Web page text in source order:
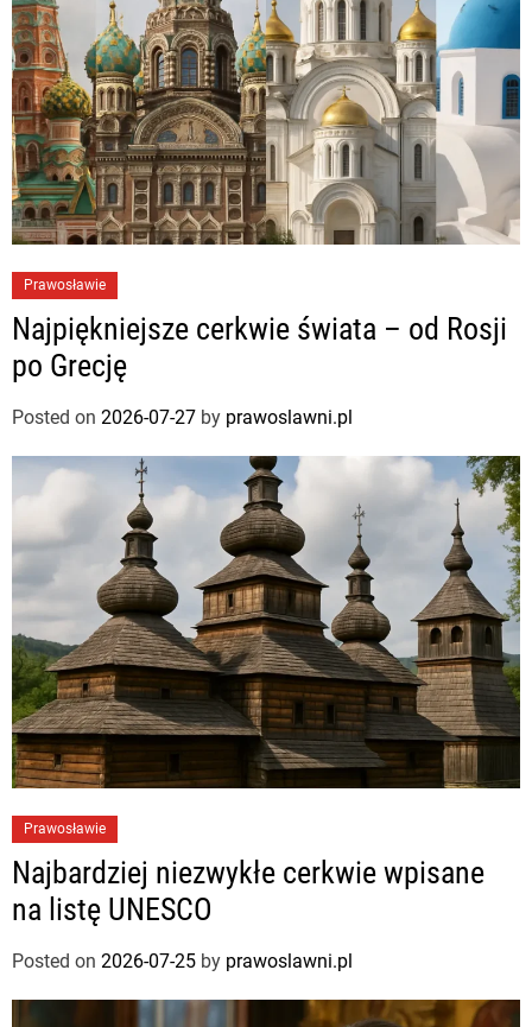
Prawosławie
Najpiękniejsze cerkwie świata – od Rosji
po Grecję
Posted on 2026-07-27 by prawoslawni.pl
Prawosławie
Najbardziej niezwykłe cerkwie wpisane
na listę UNESCO
Posted on 2026-07-25 by prawoslawni.pl